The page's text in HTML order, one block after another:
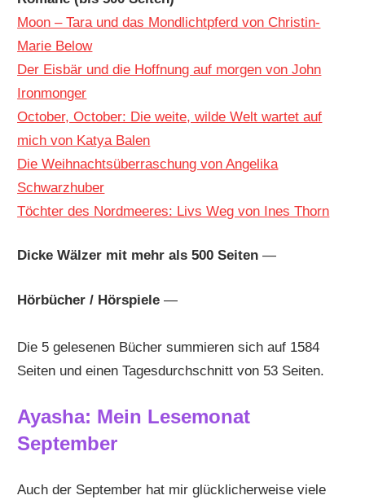
Moon – Tara und das Mondlichtpferd von Christin-
Marie Below
Der Eisbär und die Hoffnung auf morgen von John
Ironmonger
October, October: Die weite, wilde Welt wartet auf
mich von Katya Balen
Die Weihnachtsüberraschung von Angelika
Schwarzhuber
Töchter des Nordmeeres: Livs Weg von Ines Thorn
Dicke Wälzer mit mehr als 500 Seiten —
Hörbücher / Hörspiele —
Die 5 gelesenen Bücher summieren sich auf 1584
Seiten und einen Tagesdurchschnitt von 53 Seiten.
Ayasha: Mein Lesemonat
September
Auch der September hat mir glücklicherweise viele